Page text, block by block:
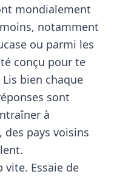
mondialement
notamment
ou parmi les
conçu pour te
bien chaque
sont
à
pays voisins
vite. Essaie de